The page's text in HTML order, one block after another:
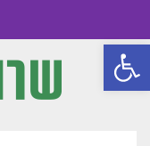
פתח סרגל נגישות